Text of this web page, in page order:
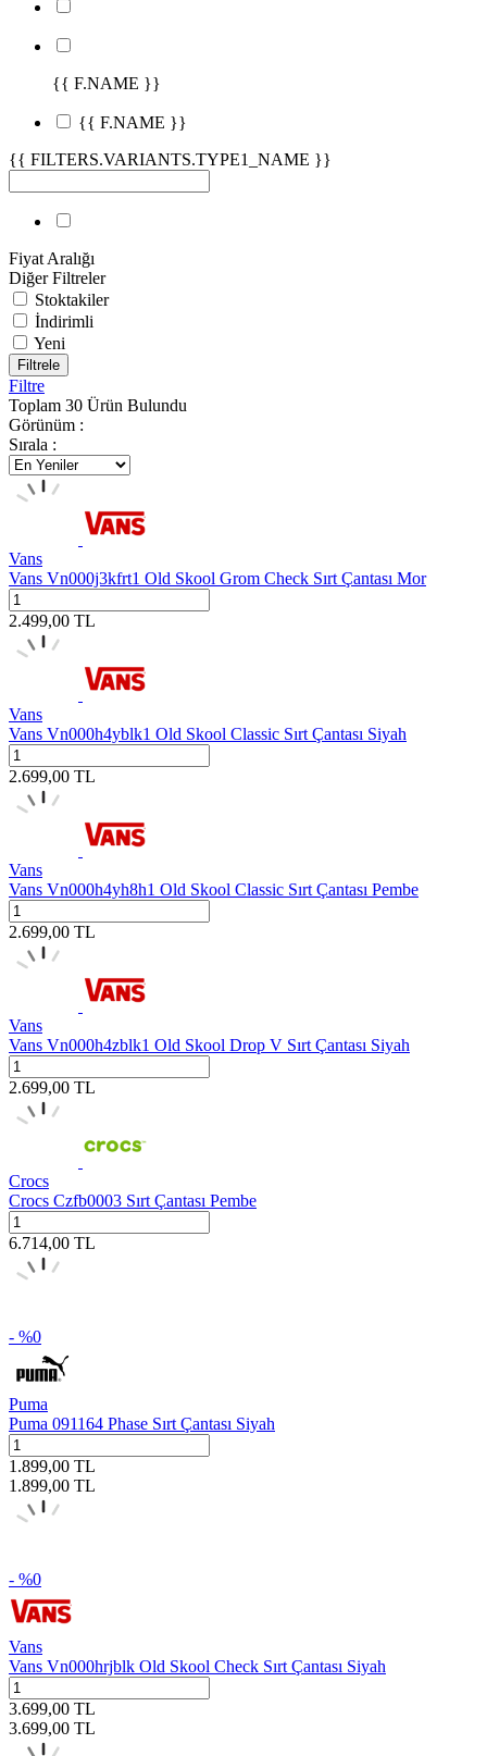
{{ F.NAME }}
{{ F.NAME }}
{{ FILTERS.VARIANTS.TYPE1_NAME }}
Fiyat Aralığı
Diğer Filtreler
Stoktakiler
İndirimli
Yeni
Filtrele
Filtre
Toplam 30 Ürün Bulundu
Görünüm :
Sırala :
Vans
Vans Vn000j3kfrt1 Old Skool Grom Check Sırt Çantası Mor
2.499,00 TL
Vans
Vans Vn000h4yblk1 Old Skool Classic Sırt Çantası Siyah
2.699,00 TL
Vans
Vans Vn000h4yh8h1 Old Skool Classic Sırt Çantası Pembe
2.699,00 TL
Vans
Vans Vn000h4zblk1 Old Skool Drop V Sırt Çantası Siyah
2.699,00 TL
Crocs
Crocs Czfb0003 Sırt Çantası Pembe
6.714,00 TL
- %0
Puma
Puma 091164 Phase Sırt Çantası Siyah
1.899,00 TL
1.899,00 TL
- %0
Vans
Vans Vn000hrjblk Old Skool Check Sırt Çantası Siyah
3.699,00 TL
3.699,00 TL